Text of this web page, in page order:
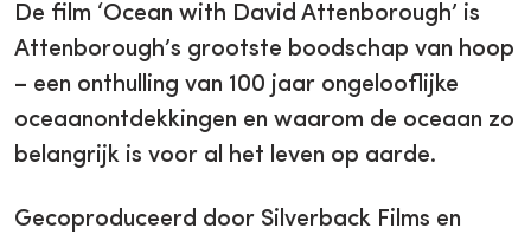
De film ‘Ocean with David Attenborough’ is
Attenborough’s grootste boodschap van hoop
– een onthulling van 100 jaar ongelooflijke
oceaanontdekkingen en waarom de oceaan zo
belangrijk is voor al het leven op aarde.
Gecoproduceerd door Silverback Films en